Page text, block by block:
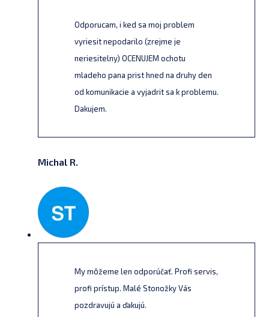
Odporucam, i ked sa moj problem
vyriesit nepodarilo (zrejme je
neriesitelny) OCENUJEM ochotu
mladeho pana prist hned na druhy den
od komunikacie a vyjadrit sa k problemu.
Dakujem.
Michal R.
My môžeme len odporúčať. Profi servis,
profi prístup. Malé Stonožky Vás
pozdravujú a ďakujú.